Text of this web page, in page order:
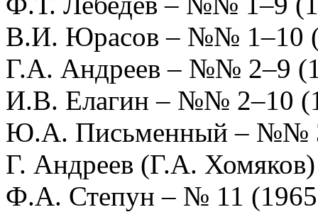
В.И. Юрасов – №№ 1–10
Г.А. Андреев – №№ 2–9
И.В. Елагин – №№ 2–10
Ю.А. Письменный – №№
Г. Андреев (Г.А.
Ф.А. Степун – № 11